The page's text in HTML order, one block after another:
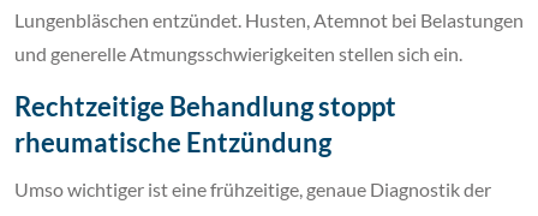
Lungenbläschen entzündet. Husten, Atemnot bei Belastungen
und generelle Atmungsschwierigkeiten stellen sich ein.
Rechtzeitige Behandlung stoppt
rheumatische Entzündung
Umso wichtiger ist eine frühzeitige, genaue Diagnostik der